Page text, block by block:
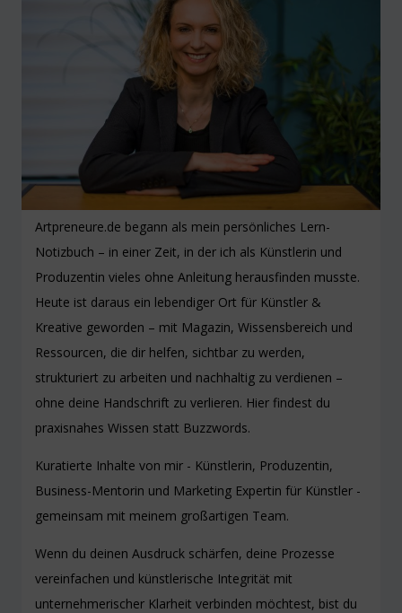
Artpreneure.de begann als mein persönliches Lern-
Notizbuch – in einer Zeit, in der ich als Künstlerin und
Produzentin vieles ohne Anleitung herausfinden musste.
Heute ist daraus ein lebendiger Ort für Künstler &
Kreative geworden – mit Magazin, Wissensbereich und
Ressourcen, die dir helfen, sichtbar zu werden,
strukturiert zu arbeiten und nachhaltig zu verdienen –
ohne deine Handschrift zu verlieren. Hier findest du
praxisnahes Wissen statt Buzzwords.
Kuratierte Inhalte von mir - Künstlerin, Produzentin,
Business-Mentorin und Marketing Expertin für Künstler -
gemeinsam mit meinem großartigen Team.
Wenn du deinen Ausdruck schärfen, deine Prozesse
vereinfachen und künstlerische Integrität mit
unternehmerischer Klarheit verbinden möchtest, bist du